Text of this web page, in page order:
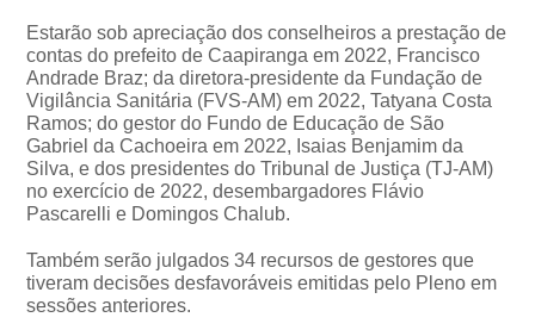
Estarão sob apreciação dos conselheiros a prestação de
contas do prefeito de Caapiranga em 2022, Francisco
Andrade Braz; da diretora-presidente da Fundação de
Vigilância Sanitária (FVS-AM) em 2022, Tatyana Costa
Ramos; do gestor do Fundo de Educação de São
Gabriel da Cachoeira em 2022, Isaias Benjamim da
Silva, e dos presidentes do Tribunal de Justiça (TJ-AM)
no exercício de 2022, desembargadores Flávio
Pascarelli e Domingos Chalub.
Também serão julgados 34 recursos de gestores que
tiveram decisões desfavoráveis emitidas pelo Pleno em
sessões anteriores.